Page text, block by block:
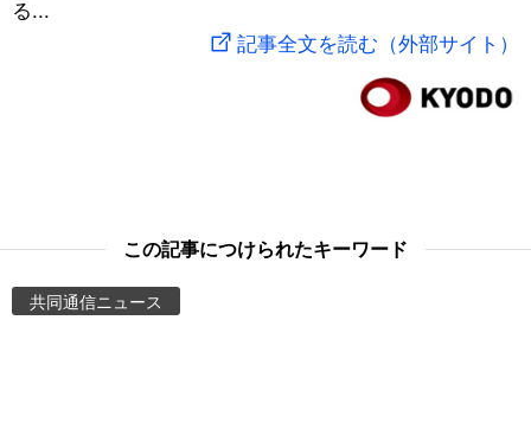
科学・技術
Books
People
る...
記事全文を読む（外部サイト）
この記事につけられたキーワード
共同通信ニュース